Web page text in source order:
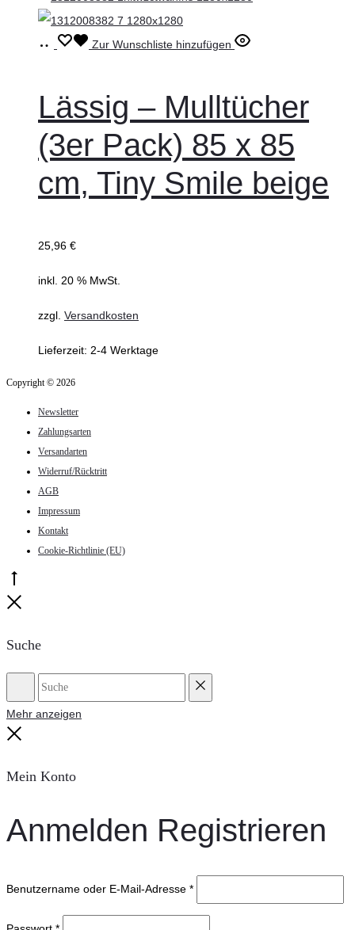
In
Zur Wunschliste hinzufügen
Lässig – Mulltücher
(3er Pack) 85 x 85
cm, Tiny Smile beige
25,96 €
inkl. 20 % MwSt.
zzgl. Versandkosten
Lieferzeit: 2-4 Werktage
Copyright © 2026
Newsletter
Zahlungsarten
Versandarten
Widerruf/Rücktritt
AGB
Impressum
Kontakt
Cookie-Richtlinie (EU)
Suche
Suche
Mehr anzeigen
Mein Konto
Anmelden Registrieren
Benutzername oder E-Mail-Adresse *